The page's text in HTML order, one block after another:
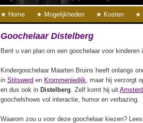
Home Mogelijkheden Kosten
Goochelaar Distelberg
Bent u van plan om een goochelaar voor kinderen
Kindergoochelaar Maarten Bruins heeft onlangs
in Stitswerd en Krommeniedijk, maar hij verzorgt
en dus ook in Distelberg. Zelf komt hij uit
goochelshows vol interactie, humor en verbazing.
Waarom zou u voor deze goochelaar kiezen?